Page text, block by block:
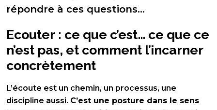
répondre à ces questions…
Ecouter : ce que c’est… ce que ce
n’est pas, et comment l’incarner
concrètement
L’écoute est un chemin, un processus, une
discipline aussi. C’est une posture dans le sens